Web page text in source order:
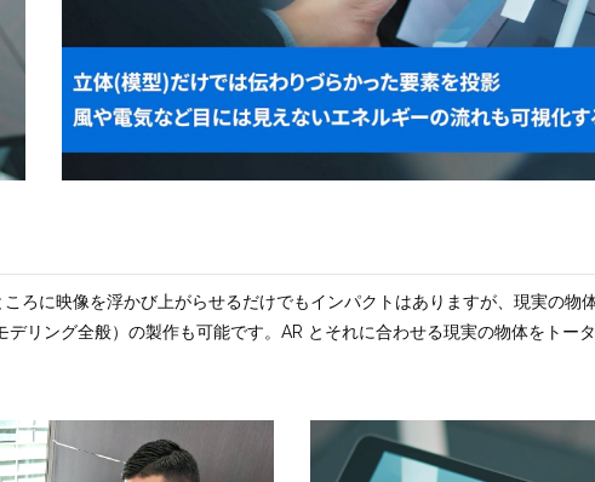
ろに映像を浮かび上がらせるだけでもインパクトはありますが、現実の物
リング全般）の製作も可能です。AR とそれに合わせる現実の物体をトー